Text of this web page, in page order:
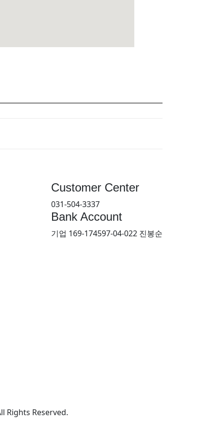
Customer Center
031-504-3337
Bank Account
기업 169-174597-04-022 진봉순
Rights Reserved.